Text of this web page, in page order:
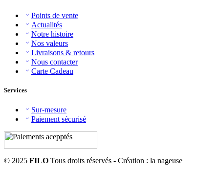
Points de vente
Actualités
Notre histoire
Nos valeurs
Livraisons & retours
Nous contacter
Carte Cadeau
Services
Sur-mesure
Paiement sécurisé
© 2025 FILO Tous droits réservés - Création : la nageuse